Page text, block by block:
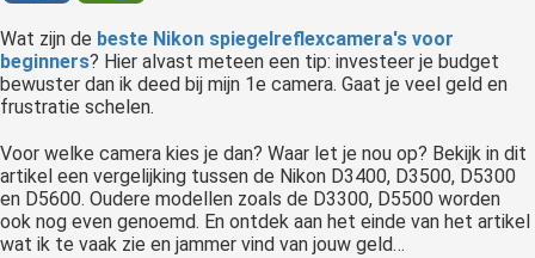
Wat zijn de beste Nikon spiegelreflexcamera's voor
beginners? Hier alvast meteen een tip: investeer je budget
bewuster dan ik deed bij mijn 1e camera. Gaat je veel geld en
frustratie schelen.
Voor welke camera kies je dan? Waar let je nou op? Bekijk in dit
artikel een vergelijking tussen de Nikon D3400, D3500, D5300
en D5600. Oudere modellen zoals de D3300, D5500 worden
ook nog even genoemd. En ontdek aan het einde van het artikel
wat ik te vaak zie en jammer vind van jouw geld…